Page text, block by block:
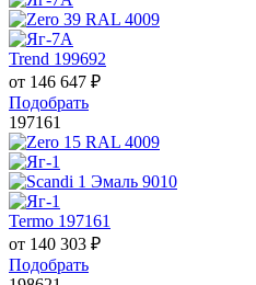
Trend 199692
от 146 647 ₽
Подобрать
197161
Termo 197161
от 140 303 ₽
Подобрать